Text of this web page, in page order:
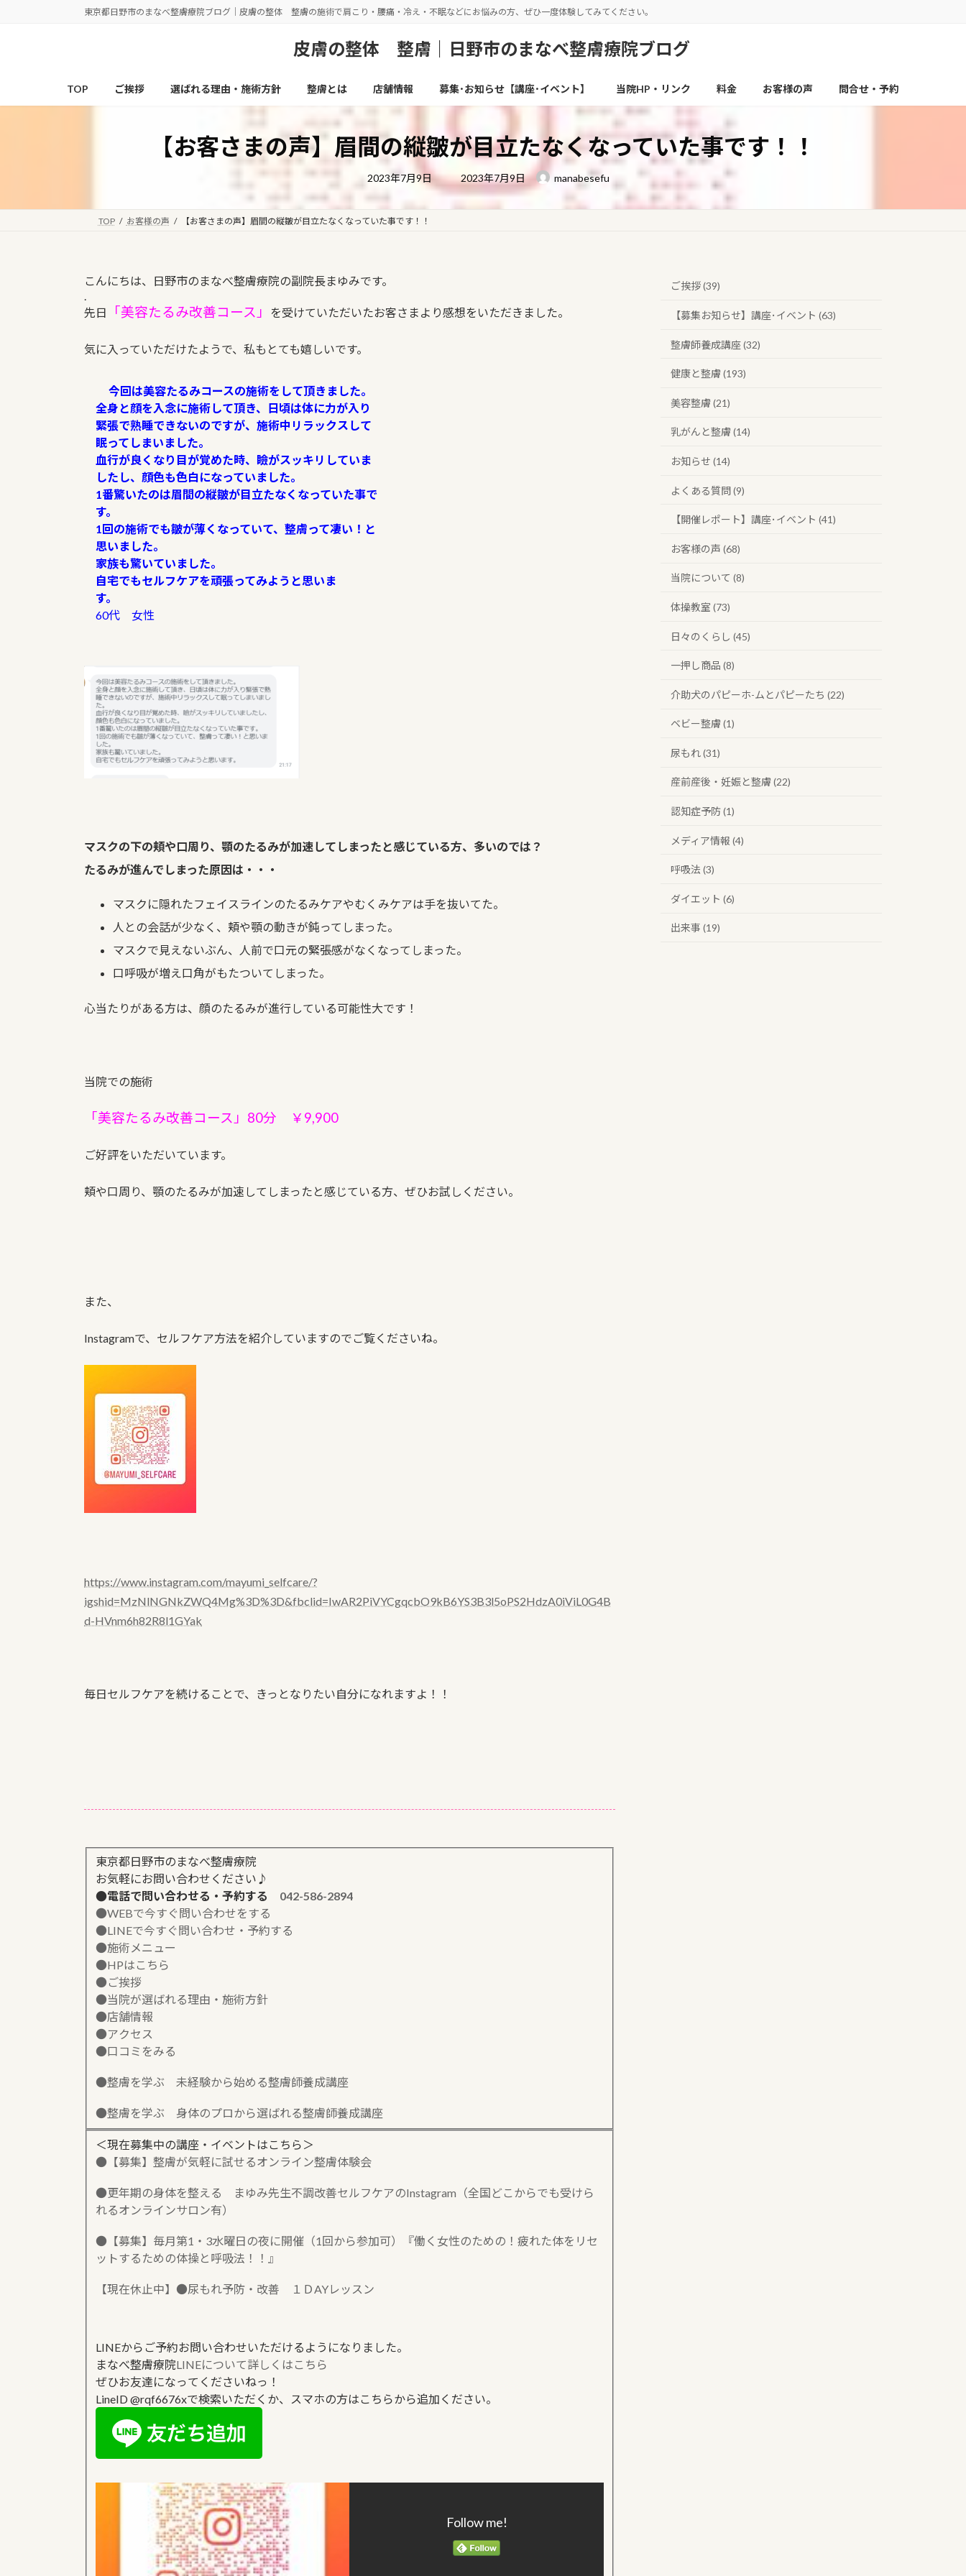
東京都日野市のまなべ整膚療院ブログ｜皮膚の整体 整膚の施術で肩こり・腰痛・冷え・不眠などにお悩みの方、ぜひ一度体験してみてください。
皮膚の整体 整膚｜日野市のまなべ整膚療院ブログ
TOP ご挨拶 選ばれる理由・施術方針 整膚とは 店舗情報 募集･お知らせ【講座･イベント】 当院HP・リンク 料金 お客様の声 問合せ・予約
【お客さまの声】眉間の縦皺が目立たなくなっていた事です！！
2023年7月9日
最
終
更
日
2023年7月9日 manabesefu
TOP お客様の声 【お客さまの声】眉間の縦皺が目立たなくなっていた事です！！
こんにちは、日野市のまなべ整膚療院の副院長まゆみです。
先日
「美容たるみ改善コース」 を受けていただいたお客さまより感想をいただきました。
気に入っていただけたようで、私もとても嬉しいです。
今回は美容たるみコースの施術をして頂きました。
全身と顔を入念に施術して頂き、日頃は体に力が入り
緊張で熟睡できないのですが、施術中リラックスして
眠ってしまいました。
血行が良くなり目が覚めた時、瞼がスッキリしていま
したし、顔色も色白になっていました。
1番驚いたのは眉間の縦皺が目立たなくなっていた事で
す。
1回の施術でも皺が薄くなっていて、整膚って凄い！と
思いました。
家族も驚いていました。
自宅でもセルフケアを頑張ってみようと思いま
す。
60代 女性
マスクの下の頬や口周り、顎のたるみが加速してしまったと感じている方、多いのでは？
たるみが進んでしまった原因は・・・
マスクに隠れたフェイスラインのたるみケアやむくみケアは手を抜いてた。
人との会話が少なく、頬や顎の動きが鈍ってしまった。
マスクで見えないぶん、人前で口元の緊張感がなくなってしまった。
口呼吸が増え口角がもたついてしまった。
心当たりがある方は、顔のたるみが進行している可能性大です！
当院での施術
「美容たるみ改善コース」80分 ￥9,900
ご好評をいただいています。
頬や口周り、顎のたるみが加速してしまったと感じている方、ぜひお試しください。
また、
Instagramで、セルフケア方法を紹介していますのでご覧くださいね。
https://www.instagram.com/mayumi_selfcare/?
igshid=MzNlNGNkZWQ4Mg%3D%3D&fbclid=IwAR2PiVYCgqcbO9kB6YS3B3l5oPS2HdzA0iViL0G4B
d-HVnm6h82R8l1GYak
毎日セルフケアを続けることで、きっとなりたい自分になれますよ！！
東京都日野市のまなべ整膚療院
お気軽にお問い合わせください♪
●電話で問い合わせる・予約する 042-586-2894
●WEBで今すぐ問い合わせをする
●LINEで今すぐ問い合わせ・予約する
●施術メニュー
●HPはこちら
●ご挨拶
●当院が選ばれる理由・施術方針
●店舗情報
●アクセス
●口コミをみる
●整膚を学ぶ 未経験から始める整膚師養成講座
●整膚を学ぶ 身体のプロから選ばれる整膚師養成講座
＜現在募集中の講座・イベントはこちら＞
●【募集】整膚が気軽に試せるオンライン整膚体験会
●更年期の身体を整える まゆみ先生不調改善セルフケアのInstagram（全国どこからでも受けら
れるオンラインサロン有）
●【募集】毎月第1・3水曜日の夜に開催（1回から参加可）『働く女性のための！疲れた体をリセ
ットするための体操と呼吸法！！』
【現在休止中】●尿もれ予防・改善 １ＤAYレッスン
LINEからご予約お問い合わせいただけるようになりました。
まなべ整膚療院LINEについて詳しくはこちら
ぜひお友達になってくださいねっ！
LineID @rqf6676xで検索いただくか、スマホの方はこちらから追加ください。
Follow me!
ご挨拶 (39)
【募集お知らせ】講座･イベント (63)
整膚師養成講座 (32)
健康と整膚 (193)
美容整膚 (21)
乳がんと整膚 (14)
お知らせ (14)
よくある質問 (9)
【開催レポート】講座･イベント (41)
お客様の声 (68)
当院について (8)
体操教室 (73)
日々のくらし (45)
一押し商品 (8)
介助犬のパピーホ-ムとパピーたち (22)
ベビー整膚 (1)
尿もれ (31)
産前産後・妊娠と整膚 (22)
認知症予防 (1)
メディア情報 (4)
呼吸法 (3)
ダイエット (6)
出来事 (19)